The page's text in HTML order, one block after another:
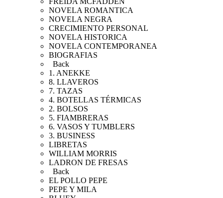
NOVELA ROMANTICA
NOVELA NEGRA
CRECIMIENTO PERSONAL
NOVELA HISTORICA
NOVELA CONTEMPORANEA
BIOGRAFIAS
Back
1. ANEKKE
8. LLAVEROS
7. TAZAS
4. BOTELLAS TÉRMICAS
2. BOLSOS
5. FIAMBRERAS
6. VASOS Y TUMBLERS
3. BUSINESS
LIBRETAS
WILLIAM MORRIS
LADRON DE FRESAS
Back
EL POLLO PEPE
PEPE Y MILA